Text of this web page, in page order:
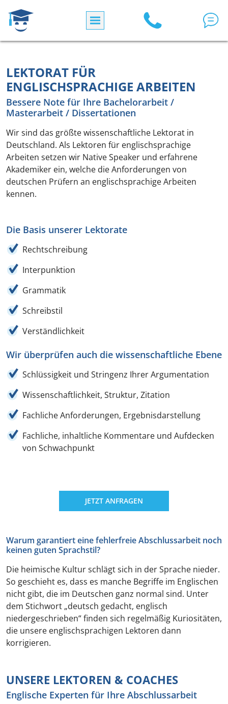
LEKTORAT FÜR
ENGLISCHSPRACHIGE ARBEITEN
Bessere Note für Ihre Bachelorarbeit /
Masterarbeit / Dissertationen
Wir sind das größte wissenschaftliche Lektorat in
Deutschland. Als Lektoren für englischsprachige
Arbeiten setzen wir Native Speaker und erfahrene
Akademiker ein, welche die Anforderungen von
deutschen Prüfern an englischsprachige Arbeiten
kennen.
Die Basis unserer Lektorate
Rechtschreibung
Interpunktion
Grammatik
Schreibstil
Verständlichkeit
Wir überprüfen auch die wissenschaftliche Ebene
Schlüssigkeit und Stringenz Ihrer Argumentation
Wissenschaftlichkeit, Struktur, Zitation
Fachliche Anforderungen, Ergebnisdarstellung
Fachliche, inhaltliche Kommentare und Aufdecken
von Schwachpunkt
JETZT ANFRAGEN
Warum garantiert eine fehlerfreie Abschlussarbeit noch
keinen guten Sprachstil?
Die heimische Kultur schlägt sich in der Sprache nieder.
So geschieht es, dass es manche Begriffe im Englischen
nicht gibt, die im Deutschen ganz normal sind. Unter
dem Stichwort „deutsch gedacht, englisch
niedergeschrieben“ finden sich regelmäßig Kuriositäten,
die unsere englischsprachigen Lektoren dann
korrigieren.
UNSERE LEKTOREN & COACHES
Englische Experten für Ihre Abschlussarbeit